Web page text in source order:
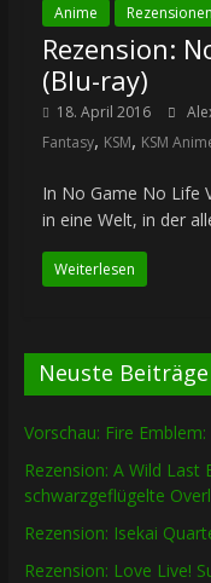
Anime Rezensionen
Rezension:
(Blu-ray)
18. April 2016
Fantasy, KSM, KSM
In No Game No Life
in eine Welt, in der
Weiterlesen
Neuste Beiträge
Vorschau: Fire
Rezension: A Wild Last
schwarzgeflügelte
Rezension: Isekai
Rezension: Love Live!